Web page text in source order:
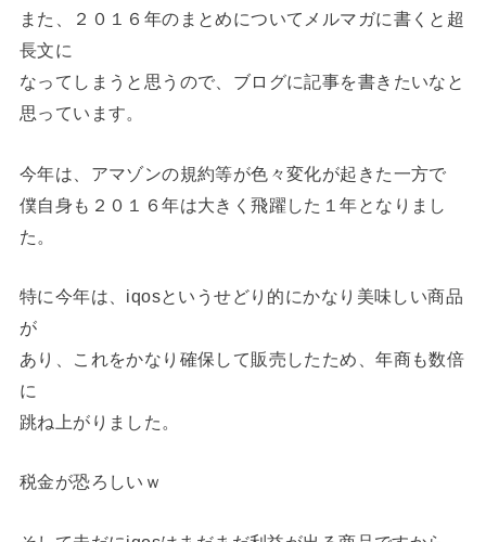
また、２０１６年のまとめについてメルマガに書くと超
長文に
なってしまうと思うので、ブログに記事を書きたいなと
思っています。
今年は、アマゾンの規約等が色々変化が起きた一方で
僕自身も２０１６年は大きく飛躍した１年となりまし
た。
特に今年は、iqosというせどり的にかなり美味しい商品
が
あり、これをかなり確保して販売したため、年商も数倍
に
跳ね上がりました。
税金が恐ろしいｗ